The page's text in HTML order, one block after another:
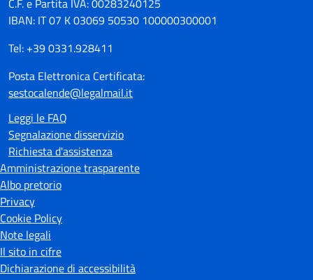
C.F. e Partita IVA: 00283240125
IBAN: IT 07 K 03069 50530 100000300001
Tel: +39 0331.928411
Posta Elettronica Certificata:
sestocalende@legalmail.it
Leggi le FAQ
Segnalazione disservizio
Richiesta d'assistenza
Amministrazione trasparente
Albo pretorio
Privacy
Cookie Policy
Note legali
Il sito in cifre
Dichiarazione di accessibilità